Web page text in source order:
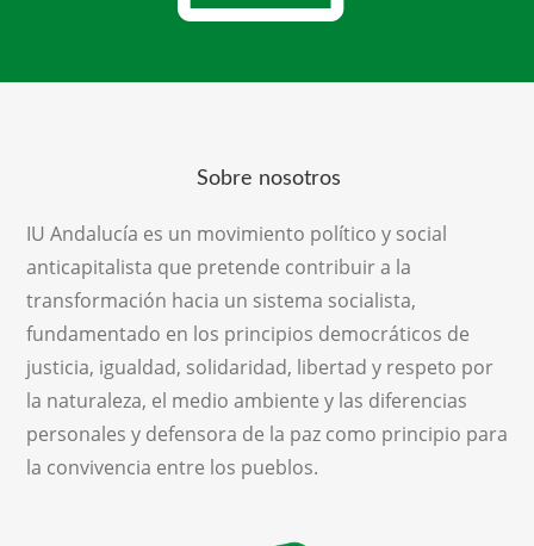
Sobre nosotros
IU Andalucía es un movimiento político y social
anticapitalista que pretende contribuir a la
transformación hacia un sistema socialista,
fundamentado en los principios democráticos de
justicia, igualdad, solidaridad, libertad y respeto por
la naturaleza, el medio ambiente y las diferencias
personales y defensora de la paz como principio para
la convivencia entre los pueblos.